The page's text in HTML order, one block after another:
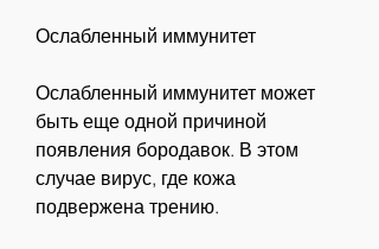
Ослабленный иммунитет
Ослабленный иммунитет может
быть еще одной причиной
появления бородавок. В этом
случае вирус, где кожа
подвержена трению.